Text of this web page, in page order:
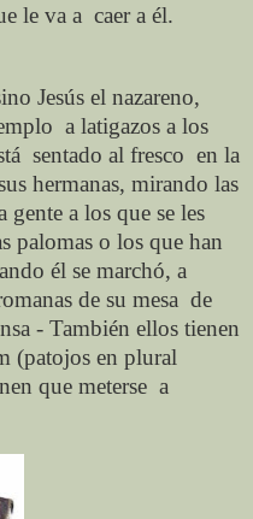
le va a caer a él.
Jesús el nazareno,
a latigazos a los
sentado al fresco en la
hermanas, mirando las
gente a los que se les
palomas o los que han
él se marchó, a
de su mesa de
- También ellos tienen
(patojos en plural
que meterse a